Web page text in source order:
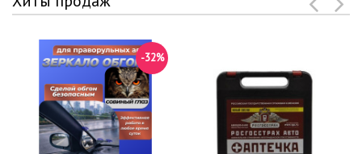
-32%